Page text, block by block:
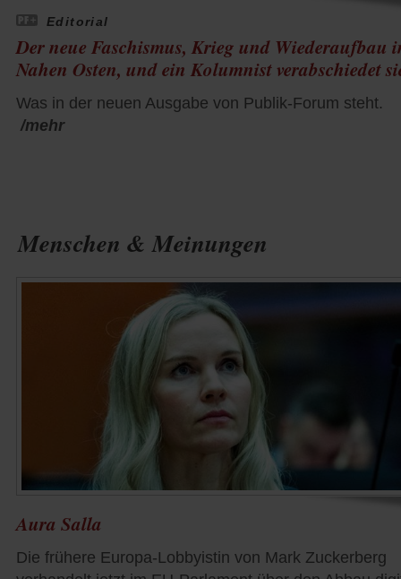
Editorial
Der neue Faschismus, Krieg und Wiederaufbau
Nahen Osten, und ein Kolumnist verabschiedet
Was in der neuen Ausgabe von Publik-Forum steht.
/mehr
Menschen & Meinungen
Aura Salla
Die frühere Europa-Lobbyistin von Mark Zuckerberg